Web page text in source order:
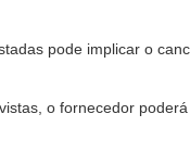
pode implicar o
o fornecedor